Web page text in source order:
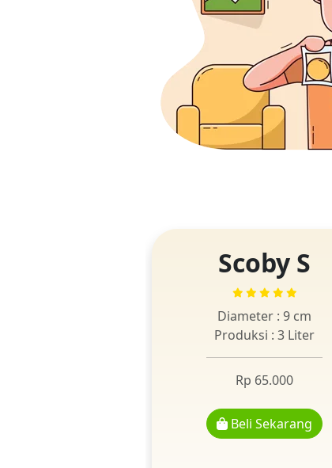
Scoby S
Diameter : 9 cm
Produksi : 3 Liter
Rp 65.000
Beli Sekarang